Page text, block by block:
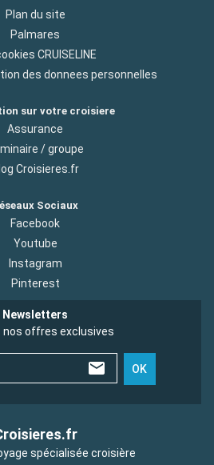
Plan du site
Palmares
CRUISELINE
des donnees personnelles
sur votre croisiere
Assurance
/ groupe
Croisieres.fr
Sociaux
Facebook
Youtube
Instagram
Pinterest
Newsletters
nos offres exclusives
OK
spécialisée croisière